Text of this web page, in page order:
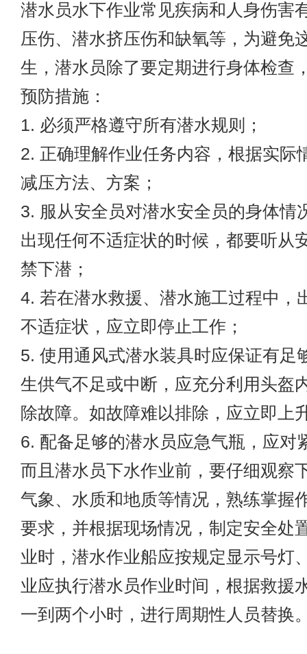
潜水员水下作业常见疾病和人身伤害
压伤、潜水挤压伤和缺氧等，为避免
生，潜水员除了要定期进行身体检查
预防措施：
1. 必须严格遵守所有潜水规则；
2. 正确理解作业任务内容，根据实际
减压方法、方案；
3. 服从安全员对潜水安全员的身体情
出现任何不适症状的时候，都要听从
禁下潜；
4. 若在潜水救援、潜水施工过程中，
不适症状，应立即停止工作；
5. 使用通风式潜水装具时应保证有足
生供气不足或中断，应充分利用头盔
除故障。如故障难以排除，应立即上
6. 配备足够的潜水员应急气瓶，应对
而且潜水员下水作业前，要仔细观察
气象、水质和地质等情况，熟练掌握
要求，并根据现场情况，制定安全处
业时，潜水作业船应按规定显示号灯
业应执行潜水员作业时间，根据救援
一到两个小时，进行周期性人员替换